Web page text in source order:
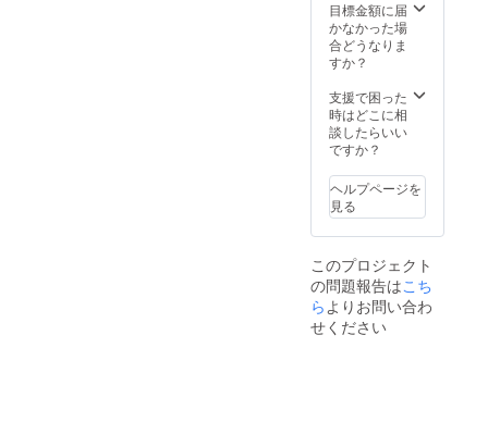
す。 支
援者ご
本人様
ただけ
ます。
苺ハウ
ス見学
券の他
人への
譲渡は
ご遠慮
い。 有
効期
限
2022年
送は上
記期間
のみと
す) 越後
姫の発
送時期
につい
メール
にてお
知らせ
いたし
ファー
ム事務
所(新発
田市荒
クラウ
ドファ
ンディ
ング終
『引換
券』を
ご登録
先の住
送りし
ます。
引き渡
し当日
ご持参
目標金額に届
かなかった場
合どうなりま
すか？
支援で困った
時はどこに相
談したらいい
ですか？
ヘルプページを
見る
このプロジェクト
の問題報告はこち
らよりお問い合わ
せください